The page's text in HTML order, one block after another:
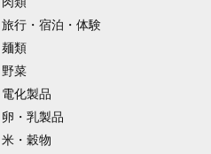
旅行・宿泊・体験
麺類
野菜
電化製品
卵・乳製品
米・穀物